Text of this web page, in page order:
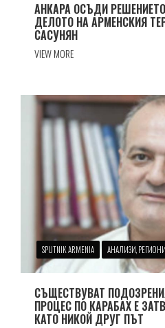
АНКАРА ОСЪДИ
ДЕЛОТО НА АРМЕНСКИЯ
САСУНЯН
VIEW MORE
SPUTNIK ARMENIA АНАЛИЗИ, РЕГИОНИ
СЪЩЕСТВУВАТ
ПРОЦЕС ПО КАРАБАХ Е
КАТО НИКОЙ ДРУГ ПЪТ